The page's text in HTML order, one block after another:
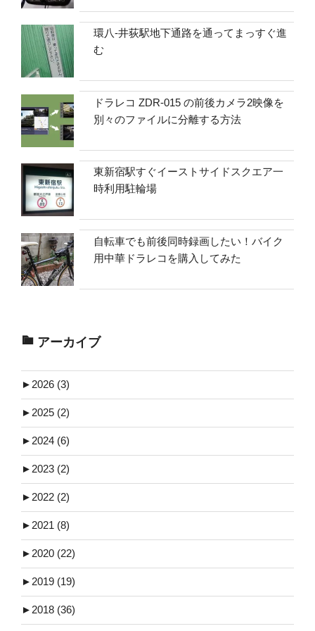
環八-井荻駅地下通路を通ってまっすぐ進
む
ドラレコ ZDR-015 の前後カメラ2映像を
別々のファイルに分離する方法
東新宿駅すぐイーストサイドスクエア一
時利用駐輪場
自転車でも前後同時録画したい！バイク
用中華ドラレコを購入してみた
アーカイブ
► 2026 (3)
► 2025 (2)
► 2024 (6)
► 2023 (2)
► 2022 (2)
► 2021 (8)
► 2020 (22)
► 2019 (19)
► 2018 (36)